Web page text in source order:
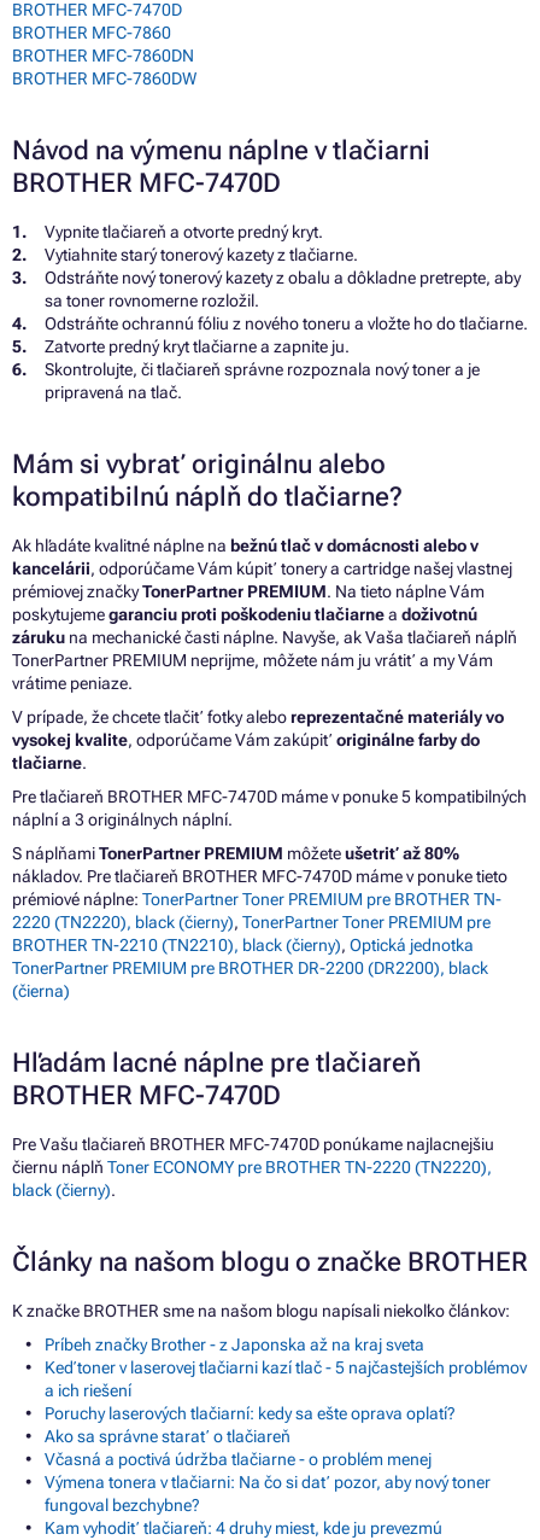
BROTHER MFC-7470D
BROTHER MFC-7860
BROTHER MFC-7860DN
BROTHER MFC-7860DW
Návod na výmenu náplne v tlačiarni
BROTHER MFC-7470D
Vypnite tlačiareň a otvorte predný kryt.
Vytiahnite starý tonerový kazety z tlačiarne.
Odstráňte nový tonerový kazety z obalu a dôkladne pretrepte, aby
sa toner rovnomerne rozložil.
Odstráňte ochrannú fóliu z nového toneru a vložte ho do tlačiarne.
Zatvorte predný kryt tlačiarne a zapnite ju.
Skontrolujte, či tlačiareň správne rozpoznala nový toner a je
pripravená na tlač.
Mám si vybrať originálnu alebo
kompatibilnú náplň do tlačiarne?
Ak hľadáte kvalitné náplne na bežnú tlač v domácnosti alebo v
kancelárii, odporúčame Vám kúpiť tonery a cartridge našej vlastnej
prémiovej značkyTonerPartner PREMIUM. Na tieto náplne Vám
poskytujemegaranciu proti poškodeniu tlačiarnea doživotnú
záruku na mechanické časti náplne. Navyše, ak Vaša tlačiareň náplň
TonerPartner PREMIUM neprijme, môžete nám ju vrátiť a my Vám
vrátime peniaze.
V prípade, že chcete tlačiť fotky aleboreprezentačné materiály vo
vysokej kvalite, odporúčame Vám zakúpiť originálne farby do
tlačiarne.
Pre tlačiareň BROTHER MFC-7470D máme v ponuke 5 kompatibilných
náplní a 3 originálnych náplní.
S náplňamiTonerPartner PREMIUM môžeteušetriť až 80%
nákladov. Pre tlačiareň BROTHER MFC-7470D máme v ponuke tieto
prémiové náplne: TonerPartner Toner PREMIUM pre BROTHER TN-
2220 (TN2220), black (čierny), TonerPartner Toner PREMIUM pre
BROTHER TN-2210 (TN2210), black (čierny), Optická jednotka
TonerPartner PREMIUM pre BROTHER DR-2200 (DR2200), black
(čierna)
Hľadám lacné náplne pre tlačiareň
BROTHER MFC-7470D
Pre Vašu tlačiareň BROTHER MFC-7470D ponúkame najlacnejšiu
čiernu náplň Toner ECONOMY pre BROTHER TN-2220 (TN2220),
black (čierny).
Články na našom blogu o značke BROTHER
K značke BROTHER sme na našom blogu napísali niekoľko článkov:
Príbeh značky Brother - z Japonska až na kraj sveta
Keď toner v laserovej tlačiarni kazí tlač - 5 najčastejších problémov
a ich riešení
Poruchy laserových tlačiarní: kedy sa ešte oprava oplatí?
Ako sa správne starať o tlačiareň
Včasná a poctivá údržba tlačiarne - o problém menej
Výmena tonera v tlačiarni: Na čo si dať pozor, aby nový toner
fungoval bezchybne?
Kam vyhodiť tlačiareň: 4 druhy miest, kde ju prevezmú